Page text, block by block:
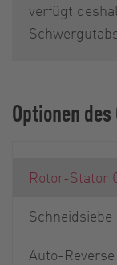
verfügt
Optionen
Rotor-Stator
Schneidsiebe
Auto-